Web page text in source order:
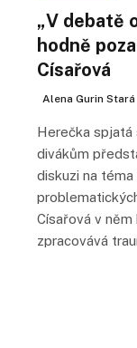
„V debatě
hodně
Císařová
Alena Gurin Stará
Herečka spjatá
divákům
diskuzi na
Císařová v něm
zpracovává